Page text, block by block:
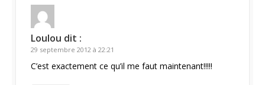
Loulou dit :
29 septembre 2012 à 22:21
C’est exactement ce qu’il me faut maintenant!!!!!